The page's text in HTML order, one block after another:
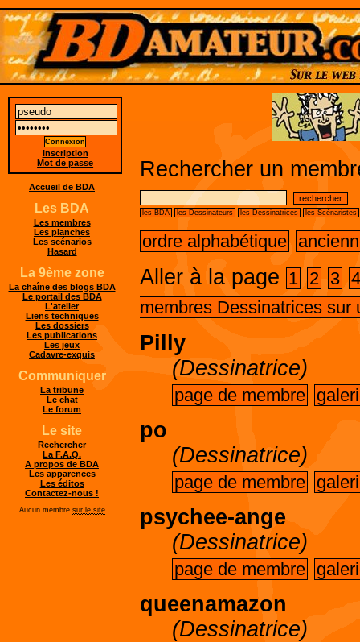
Rechercher un
les BDA les Dessinateurs les Dessinatrices les Scénaristes
ordre alphabétique
Aller à la page 1 2 3
membres Dessinatrices sur
Pilly
(Dessinatrice)
page de membre
po
(Dessinatrice)
page de membre
psychee-ange
(Dessinatrice)
page de membre
queenamazon
(Dessinatrice)
Inscription
Mot de passe
Accueil de BDA
Les BDA
Les membres
Les planches
Les scénarios
Hasard
La 9ème zone
La chaîne des blogs BDA
Le portail des BDA
L'atelier
Liens techniques
Les dossiers
Les publications
Les jeux
Cadavre-exquis
Communiquer
La tribune
Le chat
Le forum
Le site
Rechercher
La F.A.Q.
A propos de BDA
Les apparences
Les éditos
Contactez-nous !
Aucun membre sur le site